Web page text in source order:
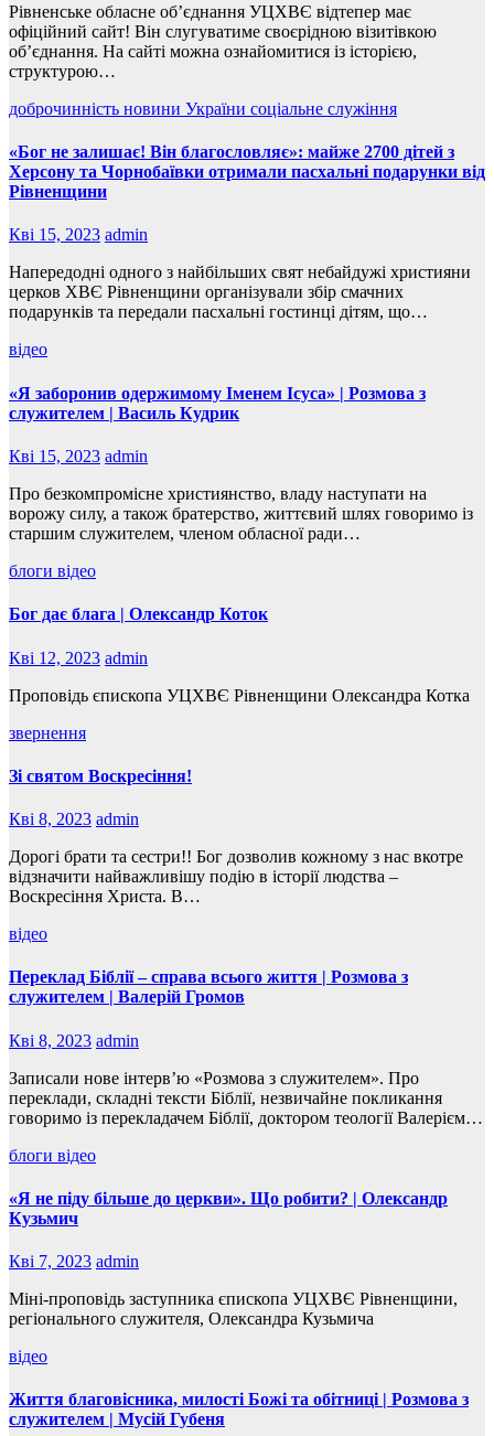
Рівненське обласне об’єднання УЦХВЄ відтепер має
офіційний сайт! Він слугуватиме своєрідною візитівкою
об’єднання. На сайті можна ознайомитися із історією,
структурою…
доброчинність новини України соціальне служіння
«Бог не залишає! Він благословляє»: майже 2700 дітей з
Херсону та Чорнобаївки отримали пасхальні подарунки від
Рівненщини
Кві 15, 2023 admin
Напередодні одного з найбільших свят небайдужі християни
церков ХВЄ Рівненщини організували збір смачних
подарунків та передали пасхальні гостинці дітям, що…
відео
«Я заборонив одержимому Іменем Ісуса» | Розмова з
служителем | Василь Кудрик
Кві 15, 2023 admin
Про безкомпромісне християнство, владу наступати на
ворожу силу, а також братерство, життєвий шлях говоримо із
старшим служителем, членом обласної ради…
блоги відео
Бог дає блага | Олександр Коток
Кві 12, 2023 admin
Проповідь єпископа УЦХВЄ Рівненщини Олександра Котка
звернення
Зі святом Воскресіння!
Кві 8, 2023 admin
Дорогі брати та сестри!! Бог дозволив кожному з нас вкотре
відзначити найважливішу подію в історії людства –
Воскресіння Христа. В…
відео
Переклад Біблії – справа всього життя | Розмова з
служителем | Валерій Громов
Кві 8, 2023 admin
Записали нове інтерв’ю «Розмова з служителем». Про
переклади, складні тексти Біблії, незвичайне покликання
говоримо із перекладачем Біблії, доктором теології Валерієм…
блоги відео
«Я не піду більше до церкви». Що робити? | Олександр
Кузьмич
Кві 7, 2023 admin
Міні-проповідь заступника єпископа УЦХВЄ Рівненщини,
регіонального служителя, Олександра Кузьмича
відео
Життя благовісника, милості Божі та обітниці | Розмова з
служителем | Мусій Губеня